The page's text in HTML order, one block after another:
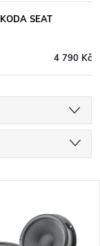
SEAT
4 790 Kč